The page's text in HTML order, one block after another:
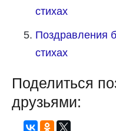
стихах
Поздравления
стихах
Поделиться
друзьями: